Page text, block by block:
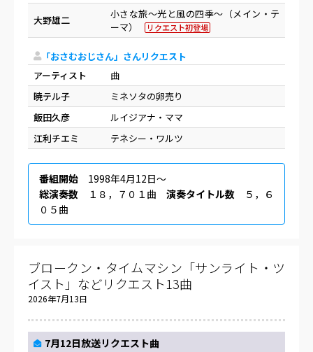
大野雄二
小さな旅～光と風の四季～（メイン・テ
ーマ）
リクエスト初登場
「おさむおじさん」さんリクエスト
アーティスト
曲
暁テル子
ミネソタの卵売り
飯田久彦
ルイジアナ・ママ
江利チエミ
テネシー・ワルツ
番組開始 1998年4月12日〜
総演奏数 １８，７０１曲 演奏タイトル数 ５，６
０５曲
ブロークン・タイムマシン「サンライト・ツ
イスト」などリクエスト13曲
2026年7月13日
7月12日放送リクエスト曲